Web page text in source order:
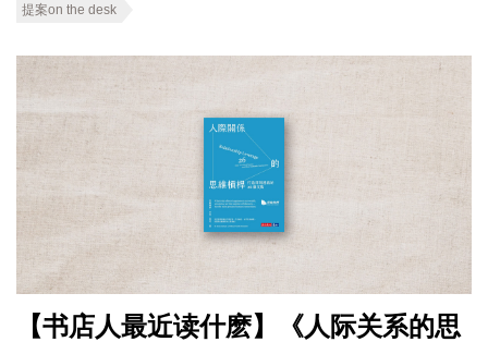
提案on the desk
【书店人最近读什麽】《人际关系的思